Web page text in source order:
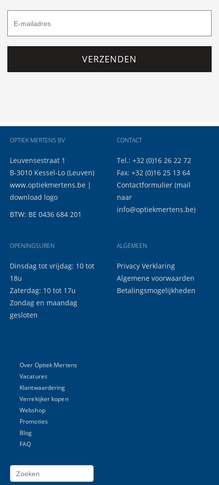
VERZENDEN
OPTIEK MERTENS BV
Leuvensestraat 1
B-3010 Kessel-Lo (Leuven)
www.optiekmertens.be |
download logo
BTW: BE 0436 684 201
OPENINGSUREN
Dinsdag tot vrijdag: 10 tot
18u
Zaterdag: 10 tot 17u
Zondag en maandag
gesloten
CONTACT
Tel.: +32 (0)16 26 22 72
Fax: +32 (0)16 25 13 64
Contactformulier (mail
naar
info@optiekmertens.be)
ALGEMEEN
Privacy Verklaring
Algemene voorwaarden
Betalingsmogelijkheden
Over Optiek Mertens
Vacatures
Klantwaardering
Verrekijker kopen
Webshop
Promoties
Blog
FAQ